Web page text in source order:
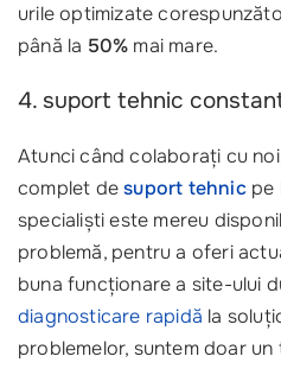
urile optimizate
până la 50% mai mare.
4. suport tehnic
Atunci când colaborați cu
complet desuport tehnicpe
specialiști este mereu
problemă, pentru a oferi
buna funcționare a site-ului
diagnosticare rapidă la
problemelor, suntem doar